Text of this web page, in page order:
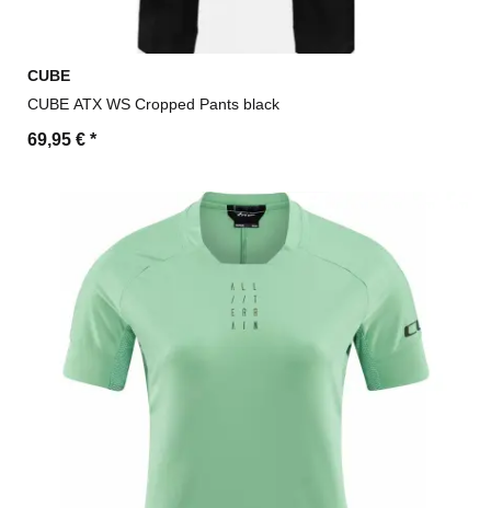
CUBE
CUBE ATX WS Cropped Pants black
69,95 € *